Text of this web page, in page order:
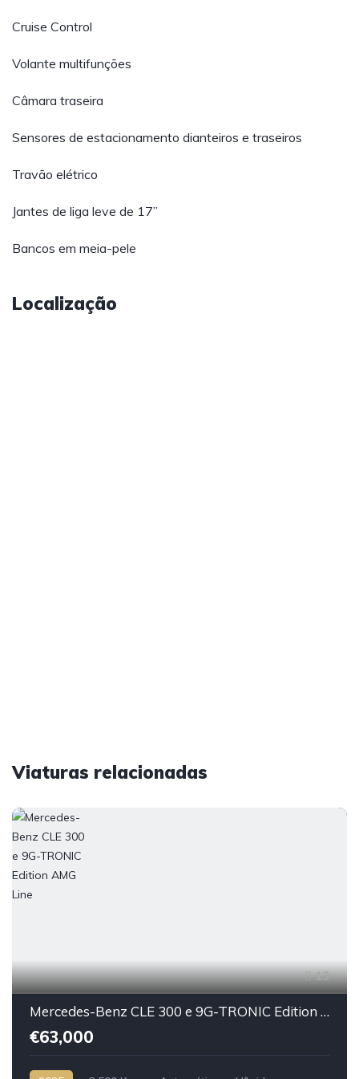
Cruise Control
Volante multifunções
Câmara traseira
Sensores de estacionamento dianteiros e traseiros
Travão elétrico
Jantes de liga leve de 17’’
Bancos em meia-pele
Localização
Viaturas relacionadas
13
Mercedes-Benz CLE 300 e 9G-TRONIC Edition AMG Line
€63,000